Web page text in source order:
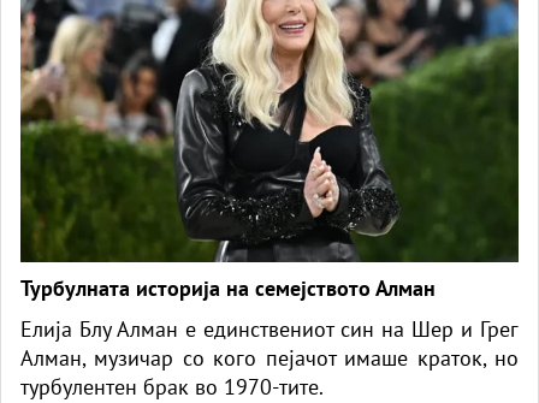
Турбулната историја на семејството Алман
Елија Блу Алман е единствениот син на Шер и Грег
Алман, музичар со кого пејачот имаше краток, но
турбулентен брак во 1970-тите.